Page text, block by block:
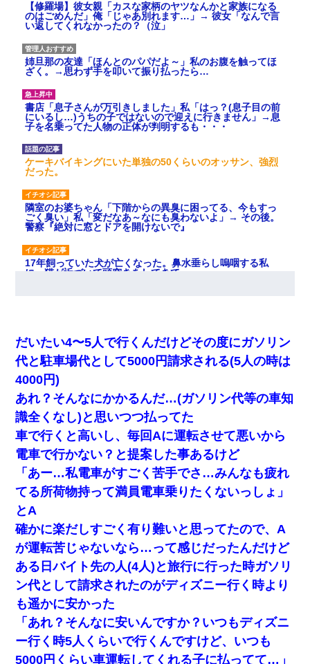
【修羅場】彼女親「カスな家柄のヤツなんかと家族になる
のはごめんだ」俺「じゃあ別れます…」→ 彼女「なんで言
い返してくれなかったの？（泣」
姉旦那の友達「ほんとのパパだよ～」私のお腹を触ってほ
ざく。→思わず手を叩いて振り払ったら…
書店「息子さんが万引きしました」私「はっ？(息子目の前
にいるし…)うちの子ではないので迎えに行きません」→息
子を名乗ってた人物の正体が判明するも・・・
ケーキバイキングにいた単独の50くらいのオッサン、強烈
だった。
隣室のお婆ちゃん「下階からの異臭に困ってる、今もすっ
ごく臭い」私「変だなあ～なにも臭わないよ」→ その後。
警察『絶対に窓とドアを開けないで』
17年飼っていた犬が亡くなった。鼻水垂らし嗚咽する私
に、猫が近づいて頭突きをしてきて…
彼女にプロポーズしてOK貰った俺、告げられた結婚条件に
ブチ切れて無事婚約破棄・・・
私『貯金貯まったし、やっと家建てられるね！』夫「実家
を二世帯住宅にした。それに貯金使った」→私『離婚しよ
う』夫「えっ」私『使った貯金はあげるから』→すると…
朝起きたら嫁がいなかった。俺（嫁も嫁実家も電話に出な
い…不安だ）→ 仕事を早退して帰宅すると、嫁と嫁両親と
知らない男が２人・・・
ワイ144kg彼女98kgデブカップル、1年間毎日行為しまく
った結果
32歳ワイ、34歳の可愛い女と付き合うも現実を知ってしま
い無事死亡・・・
私「まとめ買いして冷凍ストックしてる」Ａ「ずるい！ク
レクレ！」私「なんでよ」Ａ「ケーチ！バーカ！」→ 後
日、Ａ旦那が凸してきた
何年か前に妹は離婚している。当時生まれた姪が義弟の子
だいたい4〜5人で行くんだけどその度にガソリン
代と駐車場代として5000円請求される(5人の時は
4000円)
あれ？そんなにかかるんだ…(ガソリン代等の車知
識全くなし)と思いつつ払ってた
車で行くと高いし、毎回Aに運転させて悪いから
電車で行かない？と提案した事あるけど
「あー…私電車がすごく苦手でさ…みんなも疲れ
てる所荷物持って満員電車乗りたくないっしょ」
とA
確かに楽だしすごく有り難いと思ってたので、A
が運転苦じゃないなら…って感じだったんだけど
ある日バイト先の人(4人)と旅行に行った時ガソリ
ン代として請求されたのがディズニー行く時より
も遥かに安かった
「あれ？そんなに安いんですか？いつもディズニ
ー行く時5人くらいで行くんですけど、いつも
5000円くらい車運転してくれる子に払ってて…」